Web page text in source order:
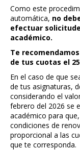
Como este
automática, no
efectuar
académico.
Te
de tus cuotas el
En el caso de que
de tus asignaturas,
considerando el
febrero del 2026 se
académico para
condiciones de
proporcional a las
que te corresponda.